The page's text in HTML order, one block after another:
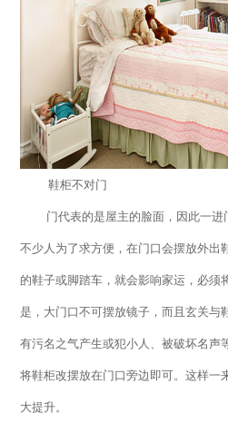
鞋柜不对门
门代表的是屋主的脸面，因此一进
不少人为了求方便，在门口会摆放外出
的鞋子或脚踏车，就会影响家运，必须
是，大门口不可摆放镜子，而且玄关与
有污名之气产生或犯小人、被破坏名声
将鞋柜改摆放在门口旁边即可。这样一
大提升。